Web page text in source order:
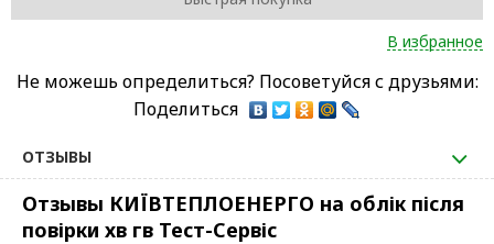
В избранное
Не можешь определиться? Посоветуйся с друзьями:
Поделиться
ОТЗЫВЫ
Отзывы КИЇВТЕПЛОЕНЕРГО на облік після
повірки хв гв Тест-Сервіс